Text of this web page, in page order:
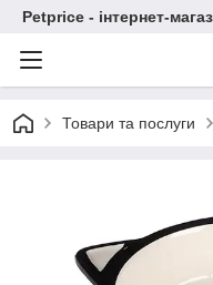
Petprice - інтернет-
Товари та послуги